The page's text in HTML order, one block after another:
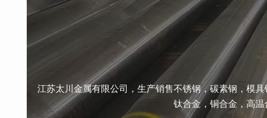
江苏太川金属有限公司，生产销售不锈钢，碳素钢，模
钛合金，铜合金，高温